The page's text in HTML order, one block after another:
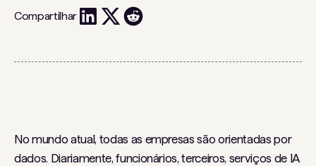
Compartilhar
No mundo atual, todas as empresas são orientadas por
dados. Diariamente, funcionários, terceiros, serviços de IA